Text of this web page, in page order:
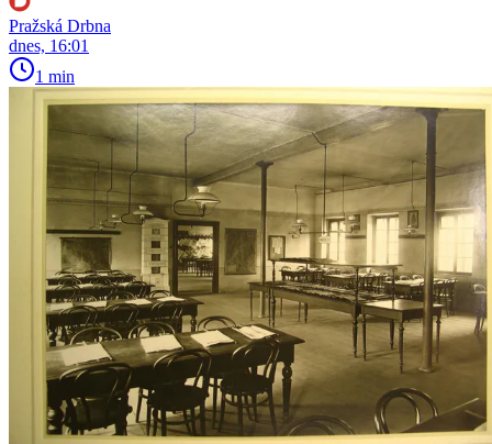
Pražská Drbna
dnes, 16:01
1 min